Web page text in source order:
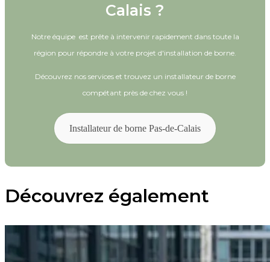
Calais ?
Notre équipe est prête à intervenir rapidement dans toute la
région pour répondre à votre projet d'installation de borne.
Découvrez nos services et trouvez un installateur de borne
compétant près de chez vous !
Installateur de borne Pas-de-Calais
Découvrez également